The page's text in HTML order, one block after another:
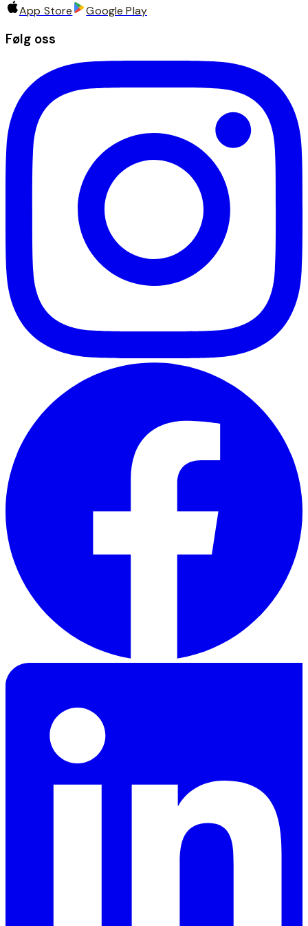
App Store Google Play
Følg oss